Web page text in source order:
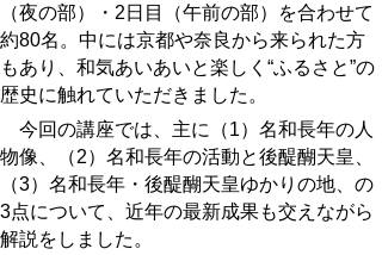
（夜の部）・2日目（午前の部）を合わせて
約80名。中には京都や奈良から来られた方
もあり、和気あいあいと楽しく“ふるさと”の
歴史に触れていただきました。
今回の講座では、主に（1）名和長年の人
物像、（2）名和長年の活動と後醍醐天皇、
（3）名和長年・後醍醐天皇ゆかりの地、の
3点について、近年の最新成果も交えながら
解説をしました。